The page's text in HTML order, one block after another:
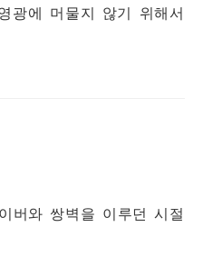
광에 머물지 않기 위해서
버와 쌍벽을 이루던 시절